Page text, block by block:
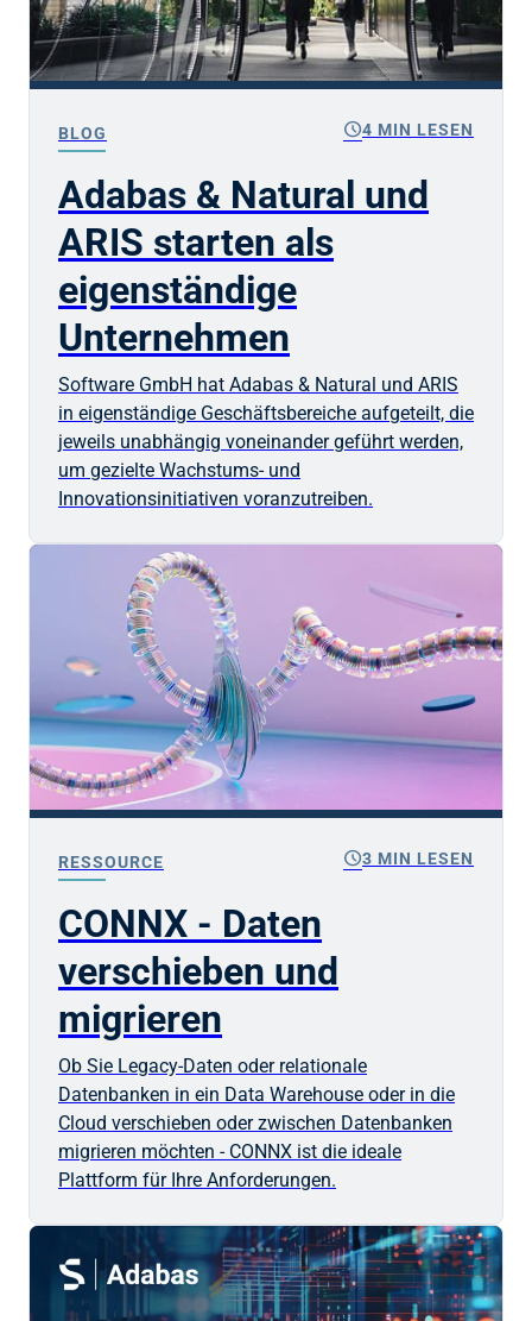
BLOG schedule4 MIN LESEN
Adabas & Natural und
ARIS starten als
eigenständige
Unternehmen
Software GmbH hat Adabas & Natural und ARIS
in eigenständige Geschäftsbereiche aufgeteilt, die
jeweils unabhängig voneinander geführt werden,
um gezielte Wachstums- und
Innovationsinitiativen voranzutreiben.
RESSOURCE schedule3 MIN LESEN
CONNX - Daten
verschieben und
migrieren
Ob Sie Legacy-Daten oder relationale
Datenbanken in ein Data Warehouse oder in die
Cloud verschieben oder zwischen Datenbanken
migrieren möchten - CONNX ist die ideale
Plattform für Ihre Anforderungen.